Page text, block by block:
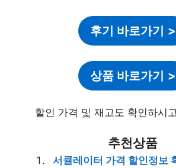
후기 바로가기 >
상품 바로가기 >
할인 가격 및 재고도 확인하시
추천상품
서큘레이터 가격 할인정보